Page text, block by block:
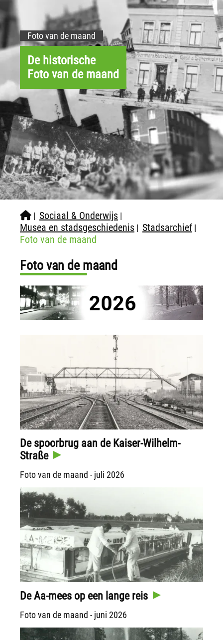
Foto van de maand
De historische
Foto van de maand
| Sociaal & Onderwijs |
Musea en stadsgeschiedenis | Stadsarchief |
Foto van de maand
Foto van de maand
De spoorbrug aan de Kaiser-Wilhelm-
Straße
Foto van de maand - juli 2026
De Aa-mees op een lange reis
Foto van de maand - juni 2026